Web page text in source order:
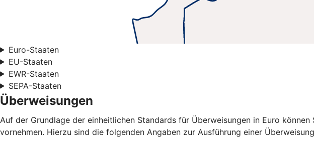
Euro-Staaten
EU-Staaten
EWR-Staaten
SEPA-Staaten
Überweisungen
Auf der Grundlage der einheitlichen Standards für Überweisungen in Euro
vornehmen. Hierzu sind die folgenden Angaben zur Ausführung einer